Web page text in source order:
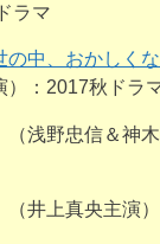
ラマ
の中、おかしく
）：2017秋ドラ
（浅野忠信＆神
（井上真央主演